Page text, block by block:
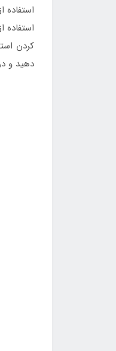
استفاده
کردن استخر
دهید و